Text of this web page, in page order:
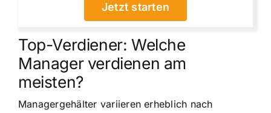
Jetzt starten
Top-Verdiener: Welche
Manager verdienen am
meisten?
Managergehälter variieren erheblich nach